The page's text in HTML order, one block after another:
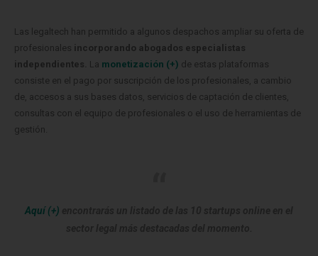
Las legaltech han permitido a algunos despachos ampliar su oferta de
profesionales incorporando abogados especialistas
independientes. La monetización (+) de estas plataformas
consiste en el pago por suscripción de los profesionales, a cambio
de, accesos a sus bases datos, servicios de captación de clientes,
consultas con el equipo de profesionales o el uso de herramientas de
gestión.
Aquí (+)